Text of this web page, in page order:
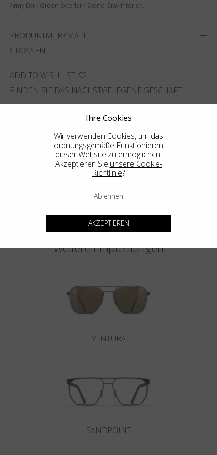
Army Dark Green Exterior / Stone Gray Interior.
PRODUKTMERKMALE
GRÖSSEN
ADD TO WISHLIST
FINDEN SIE DAS NÄCHSTGELEGENE GESCHÄFT
Weitere Empfehlungen
VENTURA
SANDPOINT
Ihre Cookies
Wir verwenden Cookies, um das
ordnungsgemäße Funktionieren
dieser Website zu ermöglichen.
Akzeptieren Sie unsere Cookie-
Richtlinie?
Ablehnen
AKZEPTIEREN